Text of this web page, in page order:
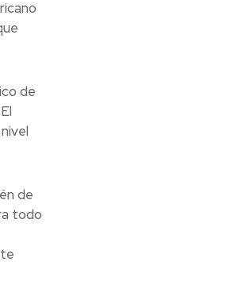
de
de
todo